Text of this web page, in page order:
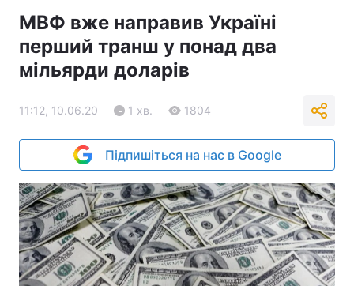
МВФ вже направив Україні
перший транш у понад два
мільярди доларів
11:12, 10.06.20 1 хв. 1804
Підпишіться на нас в Google